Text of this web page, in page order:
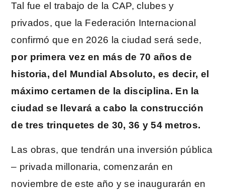
Tal fue el trabajo de la CAP, clubes y
privados, que la Federación Internacional
confirmó que en 2026 la ciudad será sede,
por primera vez en más de 70 años de
historia, del Mundial Absoluto, es decir, el
máximo certamen de la disciplina. En la
ciudad se llevará a cabo la construcción
de tres trinquetes de 30, 36 y 54 metros.
Las obras, que tendrán una inversión pública
– privada millonaria, comenzarán en
noviembre de este año y se inaugurarán en